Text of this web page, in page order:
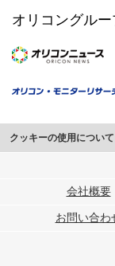
オリコングルー
クッキーの使用について
このサイトでは Cookie
行っています。
メディアや広告配信、
各パートナーは、この
ユーザーが各パートナ
会社概要
お問い合わ